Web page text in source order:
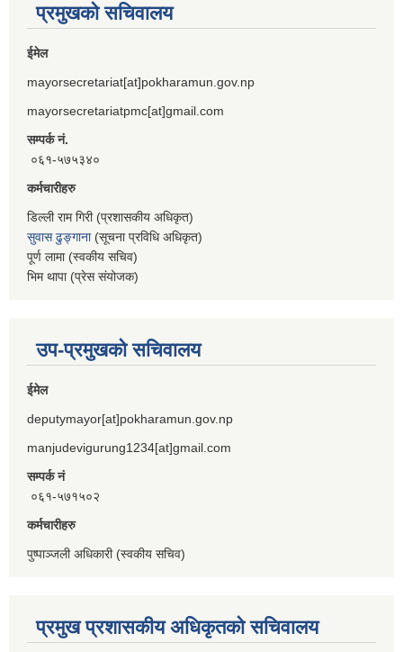
प्रमुखको सचिवालय
ईमेल
mayorsecretariat[at]pokharamun.gov.np
mayorsecretariatpmc[at]gmail.com
सम्पर्क नं.
०६१-५७५३४०
कर्मचारीहरु
डिल्ली राम गिरी (प्रशासकीय अधिकृत)
सुवास ढुङ्गाना(सूचना प्रविधि अधिकृत)
पूर्ण लामा (स्वकीय सचिव)
भिम थापा (प्रेस संयोजक)
उप-प्रमुखको सचिवालय
ईमेल
deputymayor[at]pokharamun.gov.np
manjudevigurung1234[at]gmail.com
सम्पर्क नं
०६१-५७१५०२
कर्मचारीहरु
पुष्पाञ्जली अधिकारी (स्वकीय सचिव)
प्रमुख प्रशासकीय अधिकृतको सचिवालय